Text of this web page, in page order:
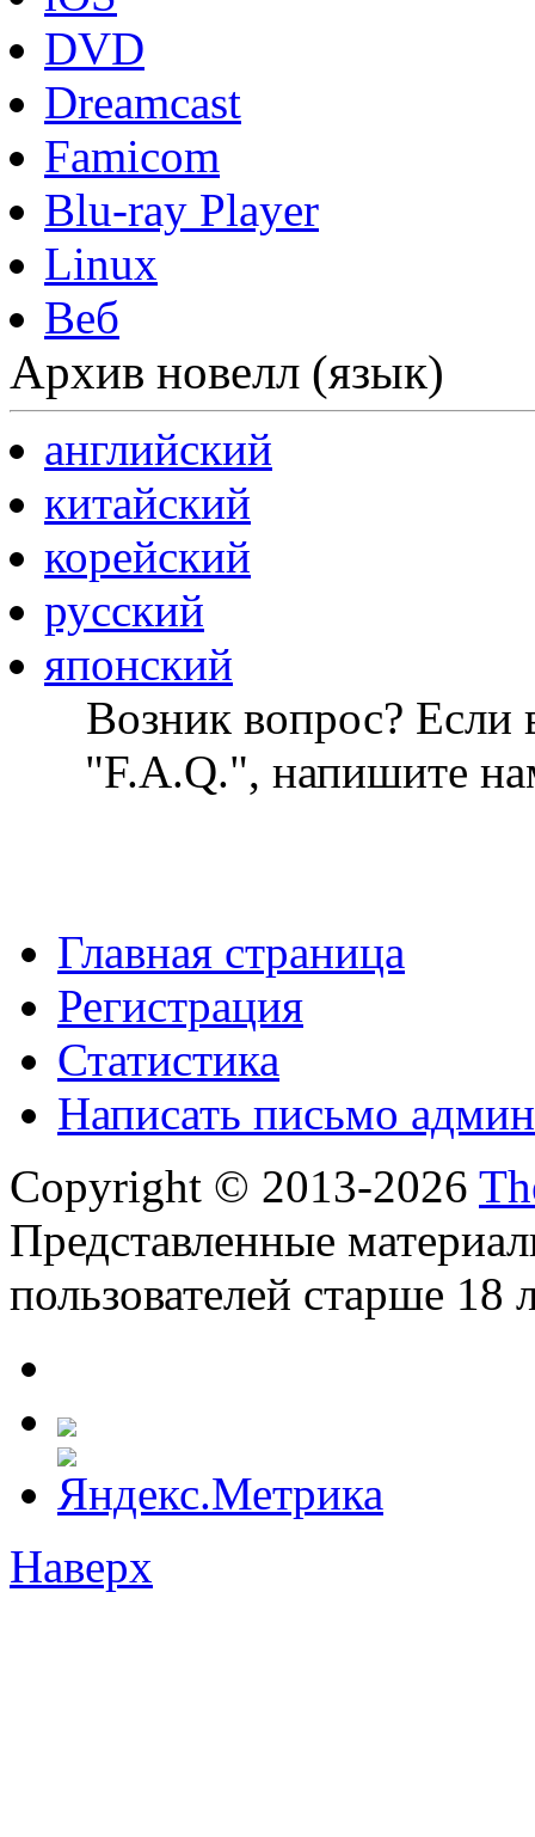
DVD
Dreamcast
Famicom
Blu-ray Player
Linux
Веб
Архив новелл (язык)
английский
китайский
корейский
русский
японский
Возник вопрос? Если
"F.A.Q.", напишите
Главная страница
Регистрация
Статистика
Написать письмо
Copyright © 2013-2026
Представленные
пользователей старше 18
Наверх